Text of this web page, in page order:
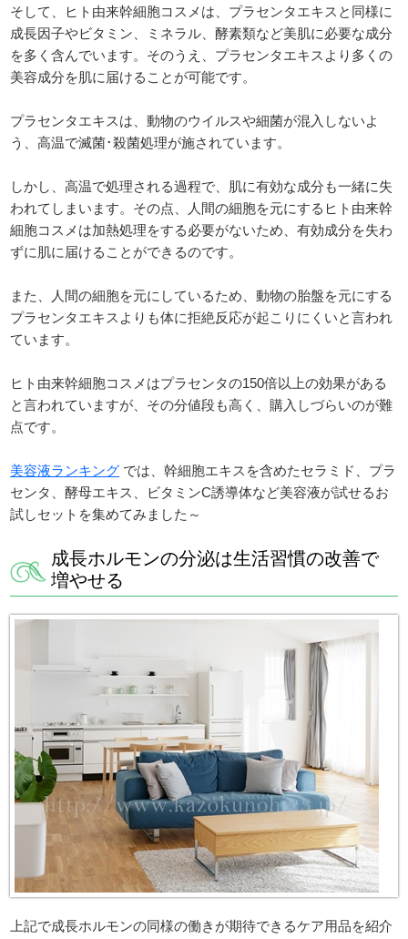
そして、ヒト由来幹細胞コスメは、プラセンタエキスと同様に
成長因子やビタミン、ミネラル、酵素類など美肌に必要な成分
を多く含んでいます。そのうえ、プラセンタエキスより多くの
美容成分を肌に届けることが可能です。
プラセンタエキスは、動物のウイルスや細菌が混入しないよ
う、高温で滅菌･殺菌処理が施されています。
しかし、高温で処理される過程で、肌に有効な成分も一緒に失
われてしまいます。その点、人間の細胞を元にするヒト由来幹
細胞コスメは加熱処理をする必要がないため、有効成分を失わ
ずに肌に届けることができるのです。
また、人間の細胞を元にしているため、動物の胎盤を元にする
プラセンタエキスよりも体に拒絶反応が起こりにくいと言われ
ています。
ヒト由来幹細胞コスメはプラセンタの150倍以上の効果がある
と言われていますが、その分値段も高く、購入しづらいのが難
点です。
美容液ランキング では、幹細胞エキスを含めたセラミド、プラ
センタ、酵母エキス、ビタミンC誘導体など美容液が試せるお
試しセットを集めてみました～
成長ホルモンの分泌は生活習慣の改善で
増やせる
上記で成長ホルモンの同様の働きが期待できるケア用品を紹介